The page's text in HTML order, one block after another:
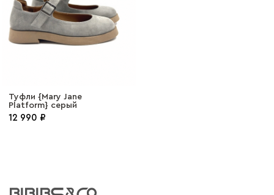
Туфли {Mary Jane
Platform} серый
12 990 ₽